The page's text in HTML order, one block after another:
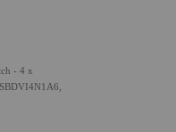
- 4 x